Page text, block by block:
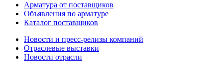
Арматура от поставщиков
Объявления по арматуре
Каталог поставщиков
Новости и пресс-релизы компаний
Отраслевые выставки
Новости отрасли